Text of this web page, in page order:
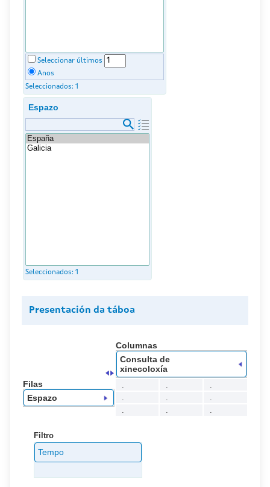
Seleccionar últimos
Anos
Seleccionados: 1
Espazo
Seleccionados: 1
Presentación da táboa
Columnas
Consulta de
xinecoloxía
Filas
Espazo
Filtro
Tempo